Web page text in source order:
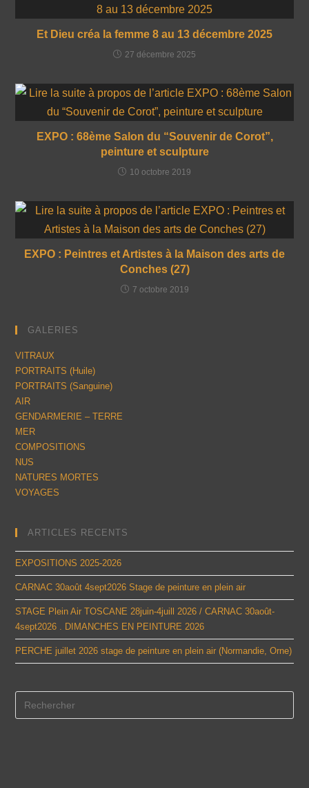
Et Dieu créa la femme 8 au 13 décembre 2025
27 décembre 2025
EXPO : 68ème Salon du “Souvenir de Corot”,
peinture et sculpture
10 octobre 2019
EXPO : Peintres et Artistes à la Maison des arts de
Conches (27)
7 octobre 2019
GALERIES
VITRAUX
PORTRAITS (Huile)
PORTRAITS (Sanguine)
AIR
GENDARMERIE – TERRE
MER
COMPOSITIONS
NUS
NATURES MORTES
VOYAGES
ARTICLES RECENTS
EXPOSITIONS 2025-2026
CARNAC 30août 4sept2026 Stage de peinture en plein air
STAGE Plein Air TOSCANE 28juin-4juill 2026 / CARNAC 30août-
4sept2026 . DIMANCHES EN PEINTURE 2026
PERCHE juillet 2026 stage de peinture en plein air (Normandie, Orne)